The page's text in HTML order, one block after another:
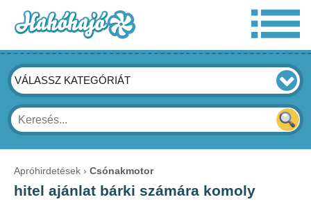
VÁLASSZ KATEGÓRIÁT
Apróhirdetések Csónakmotor
hitel ajánlat bárki számára komoly